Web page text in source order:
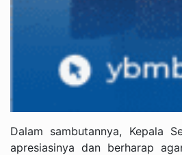
Dalam sambutannya, Kepala
apresiasinya dan berharap